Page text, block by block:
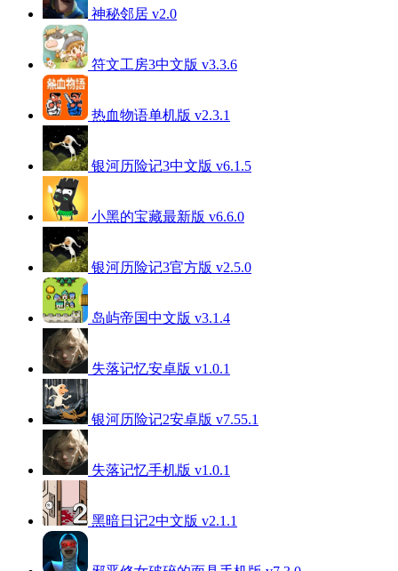
神秘邻居 v2.0
符文工房3中文版 v3.3.6
热血物语单机版 v2.3.1
银河历险记3中文版 v6.1.5
小黑的宝藏最新版 v6.6.0
银河历险记3官方版 v2.5.0
岛屿帝国中文版 v3.1.4
失落记忆安卓版 v1.0.1
银河历险记2安卓版 v7.55.1
失落记忆手机版 v1.0.1
黑暗日记2中文版 v2.1.1